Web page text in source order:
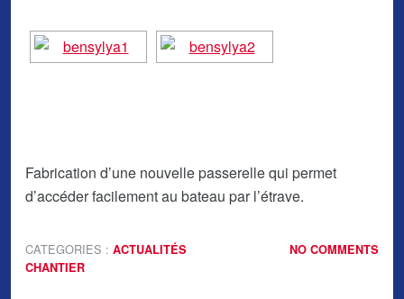
Fabrication d’une nouvelle passerelle qui permet
d’accéder facilement au bateau par l’étrave.
NO COMMENTS
CATEGORIES : ACTUALITÉS
CHANTIER